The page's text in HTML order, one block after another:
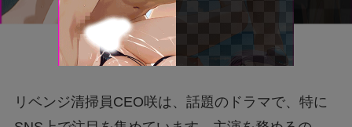
リベンジ清掃員CEO咲は、話題のドラマで、特に